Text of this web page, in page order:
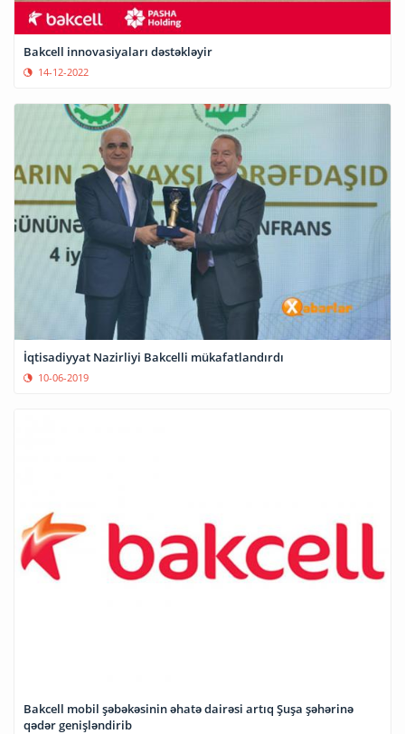
Bakcell innovasiyaları dəstəkləyir
14-12-2022
İqtisadiyyat Nazirliyi Bakcelli mükafatlandırdı
10-06-2019
Bakcell mobil şəbəkəsinin əhatə dairəsi artıq Şuşa şəhərinə
qədər genişləndirib